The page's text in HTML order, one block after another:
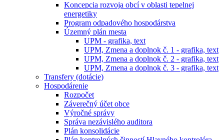
Koncepcia rozvoja obcí v oblasti tepelnej
energetiky
Program odpadového hospodárstva
Územný plán mesta
UPM - grafika, text
UPM, Zmena a doplnok č. 1 - grafika, text
UPM, Zmena a doplnok č. 2 - grafika, text
UPM, Zmena a doplnok č. 3 - grafika, text
Transfery (dotácie)
Hospodárenie
Rozpočet
Záverečný účet obce
Výročné správy
Správa nezávislého auditora
Plán konsolidácie